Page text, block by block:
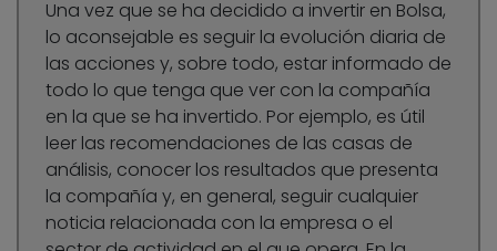
Una vez que se ha decidido a invertir en Bolsa,
lo aconsejable es seguir la evolución diaria de
las acciones y, sobre todo, estar informado de
todo lo que tenga que ver con la compañía
en la que se ha invertido. Por ejemplo, es útil
leer las recomendaciones de las casas de
análisis, conocer los resultados que presenta
la compañía y, en general, seguir cualquier
noticia relacionada con la empresa o el